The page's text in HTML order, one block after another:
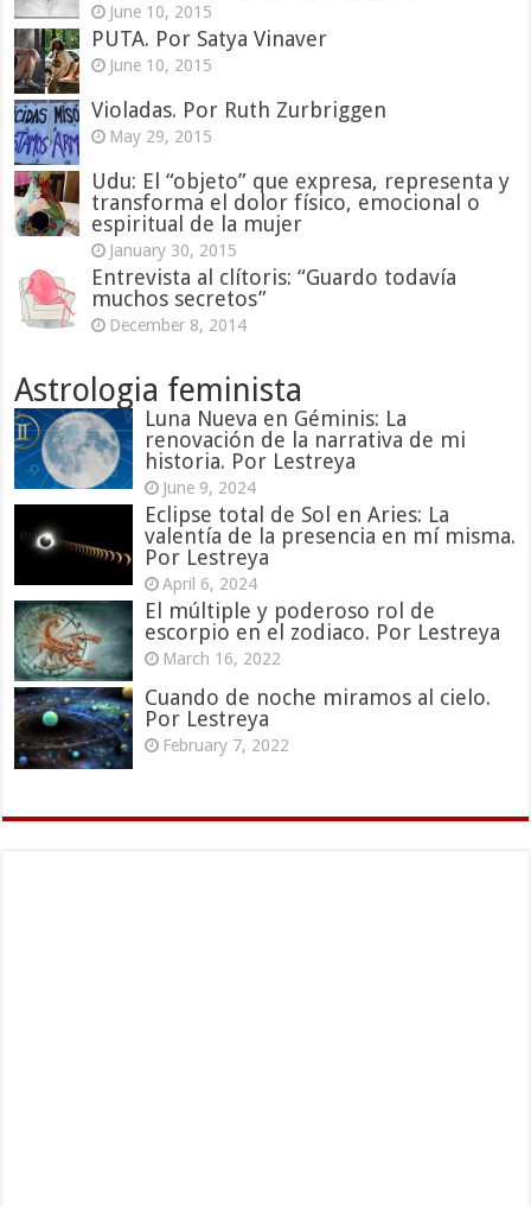
June 10, 2015
PUTA. Por Satya Vinaver
June 10, 2015
Violadas. Por Ruth Zurbriggen
May 29, 2015
Udu: El “objeto” que expresa, representa y
transforma el dolor físico, emocional o
espiritual de la mujer
January 30, 2015
Entrevista al clítoris: “Guardo todavía
muchos secretos”
December 8, 2014
Astrologia feminista
Luna Nueva en Géminis: La
renovación de la narrativa de mi
historia. Por Lestreya
June 9, 2024
Eclipse total de Sol en Aries: La
valentía de la presencia en mí misma.
Por Lestreya
April 6, 2024
El múltiple y poderoso rol de
escorpio en el zodiaco. Por Lestreya
March 16, 2022
Cuando de noche miramos al cielo.
Por Lestreya
February 7, 2022